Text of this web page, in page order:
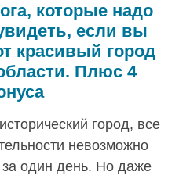
которые надо
если вы
красивый город
Плюс 4
город, все
невозможно
за один день. Но даже